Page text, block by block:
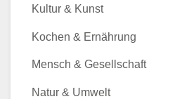
Kultur & Kunst
Kochen & Ernährung
Mensch & Gesellschaft
Natur & Umwelt